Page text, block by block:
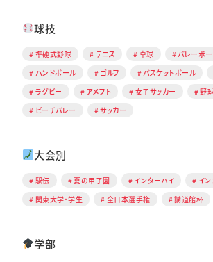
球技
準硬式野球 テニス 卓球
バレーボ
ハンドボール
ゴルフ バスケットボール
ラグビー
アメフト 女子サッカー
野
ビーチバレー
サッカー
大会別
駅伝 夏の甲子園 インターハイ
イン
関東大学・学生
全日本選手権 講道館杯
学部